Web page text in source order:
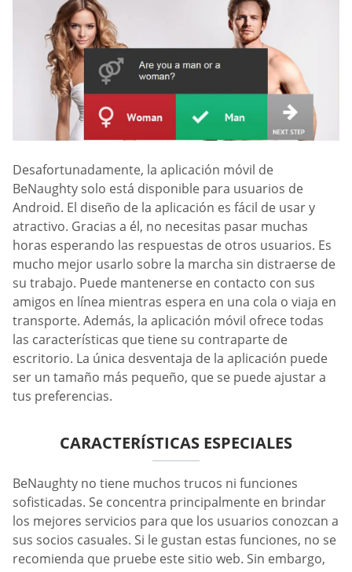
Desafortunadamente, la aplicación móvil de
BeNaughty solo está disponible para usuarios de
Android. El diseño de la aplicación es fácil de usar y
atractivo. Gracias a él, no necesitas pasar muchas
horas esperando las respuestas de otros usuarios. Es
mucho mejor usarlo sobre la marcha sin distraerse de
su trabajo. Puede mantenerse en contacto con sus
amigos en línea mientras espera en una cola o viaja en
transporte. Además, la aplicación móvil ofrece todas
las características que tiene su contraparte de
escritorio. La única desventaja de la aplicación puede
ser un tamaño más pequeño, que se puede ajustar a
tus preferencias.
CARACTERÍSTICAS ESPECIALES
BeNaughty no tiene muchos trucos ni funciones
sofisticadas. Se concentra principalmente en brindar
los mejores servicios para que los usuarios conozcan a
sus socios casuales. Si le gustan estas funciones, no se
recomienda que pruebe este sitio web. Sin embargo,